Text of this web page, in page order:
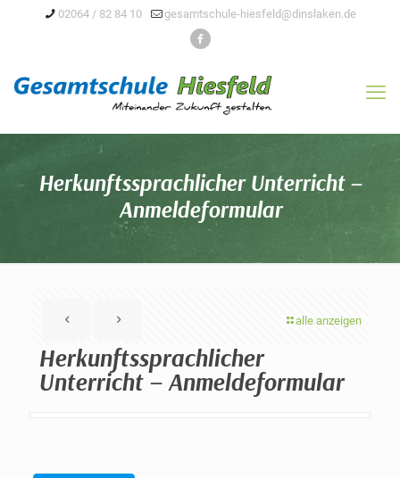
02064 / 82 84 10 gesamtschule-hiesfeld@dinslaken.de
Herkunftssprachlicher Unterricht –
Anmeldeformular
alle anzeigen
Herkunftssprachlicher
Unterricht – Anmeldeformular